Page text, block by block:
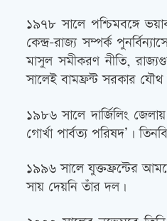
১৯৭৮ সালে পশ্চিমবঙ্গে
কেন্দ্র-রাজ্য সম্পর্ক
মাসুল সমীকরণ নীতি,
সালেই বামফ্রন্ট সরকার যৌথ
১৯৮৬ সালে দার্জিলিং
গোর্খা পার্বত্য পরিষদ’।
১৯৯৬ সালে যুক্তফ্রন্টের
সায় দেয়নি তাঁর দল।